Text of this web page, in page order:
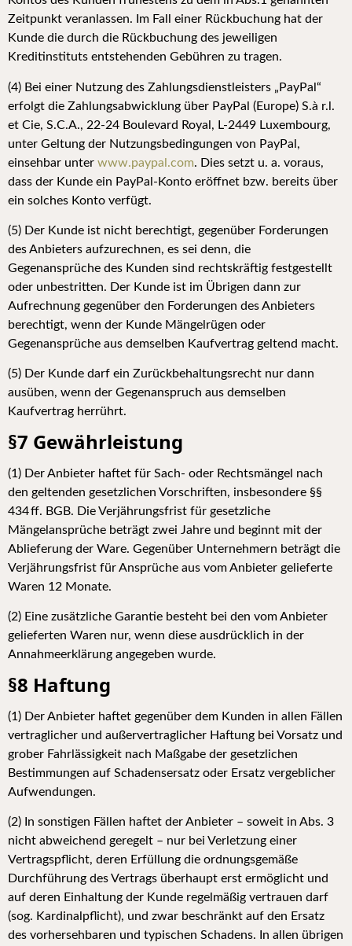
Zeitpunkt veranlassen. Im Fall einer Rückbuchung hat der
Kunde die durch die Rückbuchung des jeweiligen
Kreditinstituts entstehenden Gebühren zu tragen.
(4) Bei einer Nutzung des Zahlungsdienstleisters „PayPal“
erfolgt die Zahlungsabwicklung über PayPal (Europe) S.à r.l.
et Cie, S.C.A., 22-24 Boulevard Royal, L-2449 Luxembourg,
unter Geltung der Nutzungsbedingungen von PayPal,
einsehbar unter www.paypal.com. Dies setzt u. a. voraus,
dass der Kunde ein PayPal-Konto eröffnet bzw. bereits über
ein solches Konto verfügt.
(5) Der Kunde ist nicht berechtigt, gegenüber Forderungen
des Anbieters aufzurechnen, es sei denn, die
Gegenansprüche des Kunden sind rechtskräftig festgestellt
oder unbestritten. Der Kunde ist im Übrigen dann zur
Aufrechnung gegenüber den Forderungen des Anbieters
berechtigt, wenn der Kunde Mängelrügen oder
Gegenansprüche aus demselben Kaufvertrag geltend macht.
(5) Der Kunde darf ein Zurückbehaltungsrecht nur dann
ausüben, wenn der Gegenanspruch aus demselben
Kaufvertrag herrührt.
§7 Gewährleistung
(1) Der Anbieter haftet für Sach- oder Rechtsmängel nach
den geltenden gesetzlichen Vorschriften, insbesondere §§
434 ff. BGB. Die Verjährungsfrist für gesetzliche
Mängelansprüche beträgt zwei Jahre und beginnt mit der
Ablieferung der Ware. Gegenüber Unternehmern beträgt die
Verjährungsfrist für Ansprüche aus vom Anbieter gelieferte
Waren 12 Monate.
(2) Eine zusätzliche Garantie besteht bei den vom Anbieter
gelieferten Waren nur, wenn diese ausdrücklich in der
Annahmeerklärung angegeben wurde.
§8 Haftung
(1) Der Anbieter haftet gegenüber dem Kunden in allen Fällen
vertraglicher und außervertraglicher Haftung bei Vorsatz und
grober Fahrlässigkeit nach Maßgabe der gesetzlichen
Bestimmungen auf Schadensersatz oder Ersatz vergeblicher
Aufwendungen.
(2) In sonstigen Fällen haftet der Anbieter – soweit in Abs. 3
nicht abweichend geregelt – nur bei Verletzung einer
Vertragspflicht, deren Erfüllung die ordnungsgemäße
Durchführung des Vertrags überhaupt erst ermöglicht und
auf deren Einhaltung der Kunde regelmäßig vertrauen darf
(sog. Kardinalpflicht), und zwar beschränkt auf den Ersatz
des vorhersehbaren und typischen Schadens. In allen übrigen